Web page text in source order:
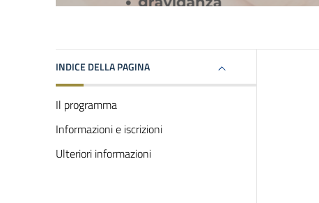
INDICE DELLA PAGINA
Il programma
Informazioni e iscrizioni
Ulteriori informazioni